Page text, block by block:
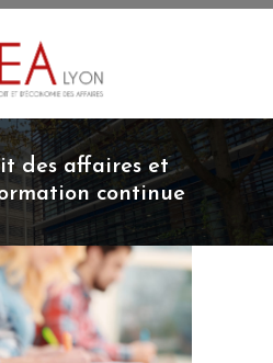
des affaires et
continue